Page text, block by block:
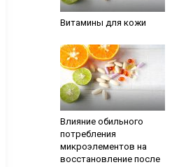
Витамины для кожи
Влияние обильного
потребления
микроэлементов на
восстановление после